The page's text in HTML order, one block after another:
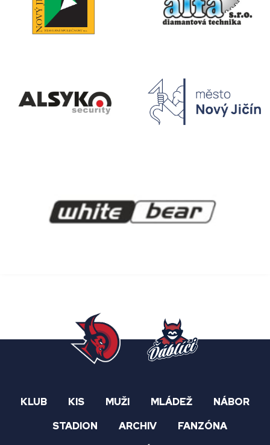
KLUB KIS MUŽI MLÁDEŽ
NÁBOR
STADION
ARCHIV
FANZÓNA